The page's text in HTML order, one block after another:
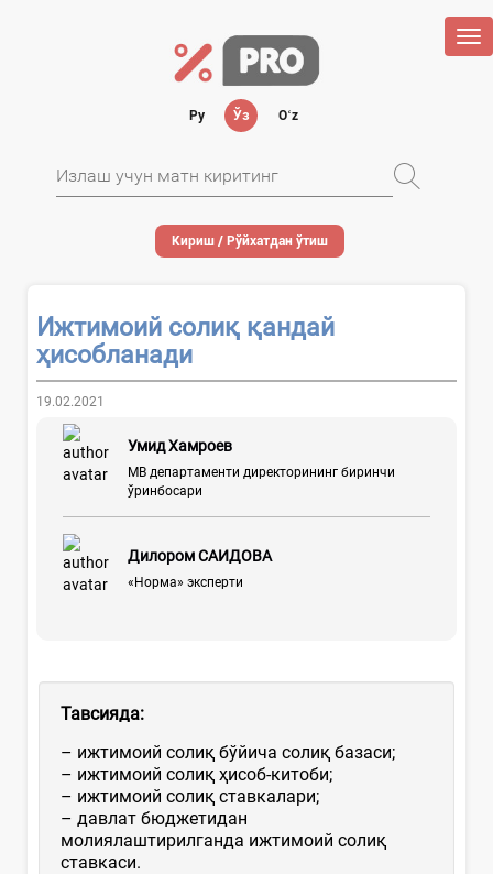
Ру Ўз Oʻz
Кириш / Рўйхатдан ўтиш
Ижтимоий солиқ қандай
ҳисобланади
19.02.2021
Умид Хамроев
МВ департаменти директорининг биринчи
ўринбосари
Дилором САИДОВА
«Норма» эксперти
Тавсияда:
– ижтимоий солиқ бўйича солиқ базаси;
– ижтимоий солиқ ҳисоб-китоби;
– ижтимоий солиқ ставкалари;
– давлат бюджетидан
молиялаштирилганда ижтимоий солиқ
ставкаси.